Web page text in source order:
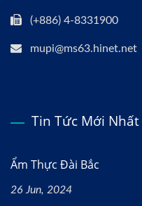
(+886) 4-8331900
mupi@ms63.hinet.net
Tin Tức Mới Nhất
Ẩm Thực Đài Bắc
26 Jun, 2024